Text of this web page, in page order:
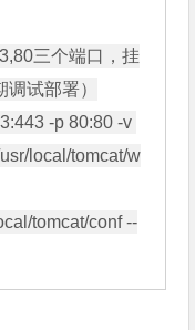
三个端口，挂
试部署）
-p 80:80 -v
local/tomcat/w
tomcat/conf --